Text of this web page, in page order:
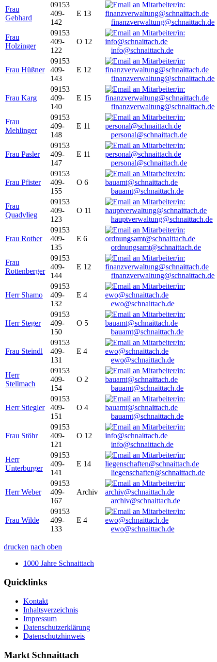
Frau
Gebhard
09153
409-
142
E 13
finanzverwaltung@schnaittach.de
Frau
Holzinger
09153
409-
122
O 12
info@schnaittach.de
Frau Hüßner
09153
409-
143
E 12
finanzverwaltung@schnaittach.de
Frau Karg
09153
409-
140
E 15
finanzverwaltung@schnaittach.de
Frau
Mehlinger
09153
409-
148
E 11
personal@schnaittach.de
Frau Pasler
09153
409-
147
E 11
personal@schnaittach.de
Frau Pfister
09153
409-
155
O 6
bauamt@schnaittach.de
Frau
Quadvlieg
09153
409-
123
O 11
hauptverwaltung@schnaittach.de
Frau Rother
09153
409-
135
E 6
ordnungsamt@schnaittach.de
Frau
Rottenberger
09153
409-
144
E 12
finanzverwaltung@schnaittach.de
Herr Shamo
09153
409-
132
E 4
ewo@schnaittach.de
Herr Steger
09153
409-
150
O 5
bauamt@schnaittach.de
Frau Steindl
09153
409-
131
E 4
ewo@schnaittach.de
Herr
Stellmach
09153
409-
154
O 2
bauamt@schnaittach.de
Herr Stiegler
09153
409-
151
O 4
bauamt@schnaittach.de
Frau Stöhr
09153
409-
121
O 12
info@schnaittach.de
Herr
Unterburger
09153
409-
141
E 14
liegenschaften@schnaittach.de
Herr Weber
09153
409-
167
Archiv
archiv@schnaittach.de
Frau Wilde
09153
409-
133
E 4
ewo@schnaittach.de
drucken nach oben
1000 Jahre Schnaittach
Quicklinks
Kontakt
Inhaltsverzeichnis
Impressum
Datenschutzerklärung
Datenschutzhinweis
Markt Schnaittach